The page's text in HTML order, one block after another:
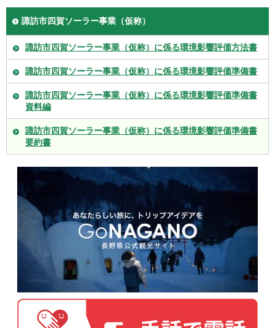
諏訪市四賀ソーラー事業（仮称）
諏訪市四賀ソーラー事業（仮称）に係る環境影響評価方法書
諏訪市四賀ソーラー事業（仮称）に係る環境影響評価準備書
諏訪市四賀ソーラー事業（仮称）に係る環境影響評価準備書
資料編
諏訪市四賀ソーラー事業（仮称）に係る環境影響評価準備書
要約書